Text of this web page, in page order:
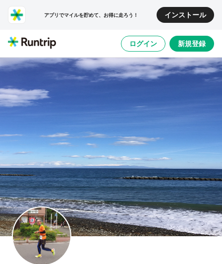
アプリでマイルを貯めて、お得に走ろう！ インストール
ログイン 新規登録